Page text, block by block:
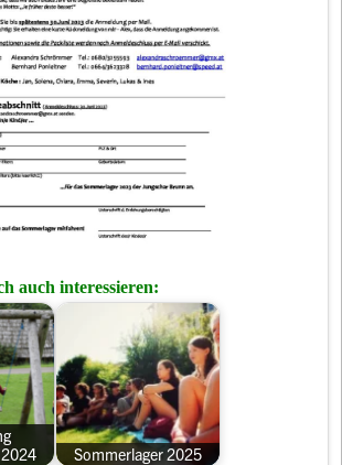
auch interessieren:
Sommerlager 2025